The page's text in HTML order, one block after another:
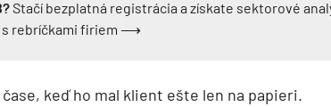
Stačí bezplatná registrácia a získate sektorové
s rebríčkami firiem ⟶
keď ho mal klient ešte len na papieri.